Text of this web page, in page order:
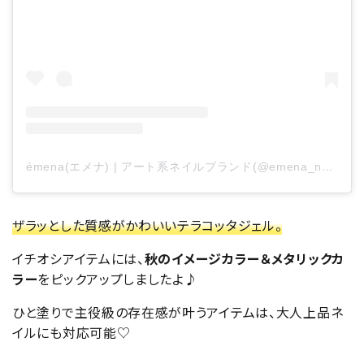
émena(エメナ) | アート系ネイルブランド(@emena_nail.official)がシェアした投稿
ザラッとした質感がかわいいテラコッタジェル。
イチオシアイテムには、秋のイメージカラー＆メタリックカ
ラーをピックアップしましたよ♪
ひと塗りで主役級の存在感が叶うアイテムは、大人上品ネ
イルにも対応可能♡